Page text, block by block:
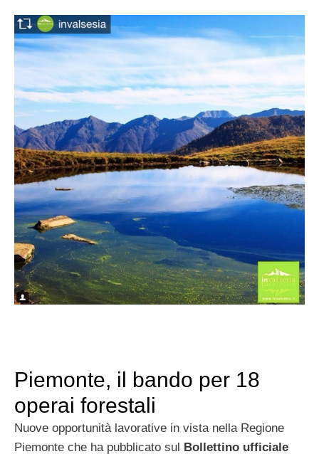
Piemonte, il bando per 18
operai forestali
Nuove opportunità lavorative in vista nella Regione
Piemonte che ha pubblicato sul Bollettino ufficiale